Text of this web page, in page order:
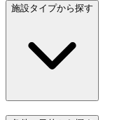
施設タイプから探す